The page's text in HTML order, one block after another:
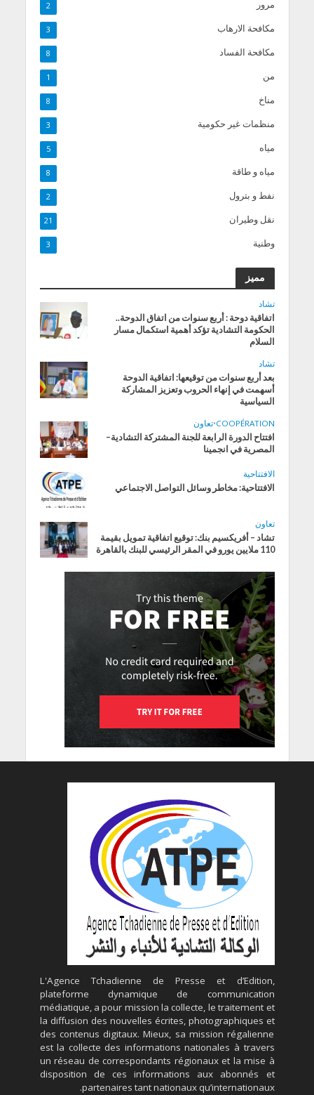
مرور 2
مكافحة الارهاب 3
مكافحة الفساد 8
من 1
مناخ 8
منظمات غير حكومية 3
مياه 5
مياه و طاقة 8
نفط و بترول 2
نقل وطيران 21
وطنية 3
مميز
تشاد
اتفاقية دوحة : أربع سنوات من اتفاق الدوحة..
الحكومة التشادية تؤكد أهمية استكمال مسار
السلام
تشاد
بعد أربع سنوات من توقيعها: اتفاقية الدوحة
أسهمت في إنهاء الحروب وتعزيز المشاركة
السياسية
COOPÉRATION
•تعاون
افتتاح الدورة الرابعة للجنة المشتركة التشادية–
المصرية في انجمينا
الافتتاحية
الافتتاحية: مخاطر وسائل التواصل الاجتماعي
تعاون
تشاد – أفريكسيم بنك: توقيع اتفاقية تمويل بقيمة
110 ملايين يورو في المقر الرئيسي للبنك بالقاهرة
L'Agence Tchadienne de Presse et d’Edition,
plateforme dynamique de communication
médiatique, a pour mission la collecte, le traitement et
la diffusion des nouvelles écrites, photographiques et
des contenus digitaux. Mieux, sa mission régalienne
est la collecte des informations nationales à travers
un réseau de correspondants régionaux et la mise à
disposition de ces informations aux abonnés et
partenaires tant nationaux qu’internationaux.